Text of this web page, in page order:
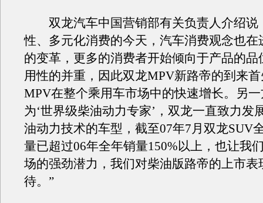
双龙汽车中国营销部有关负责人介绍说
性、多元化消费的今天，汽车消费观念也在
的变革，更多的消费者开始倾向于产品的品
用性的并重，因此双龙MPV新路帝的到来
MPV在整个乘用车市场中的快速增长。另
为‘世界级柴油动力专家’，双龙一直致力发
油动力技术的车型，截至07年7月双龙SUV
量已超过06年全年销量150%以上，也让我
场的强劲潜力，我们对柴油版路帝的上市表
待。”